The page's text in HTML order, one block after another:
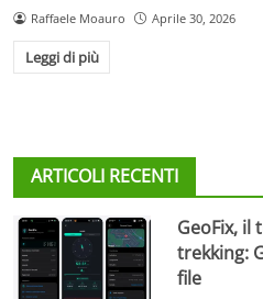
Raffaele Moauro Aprile 30, 2026
Leggi di più
ARTICOLI RECENTI
GeoFix, il
trekking:
file